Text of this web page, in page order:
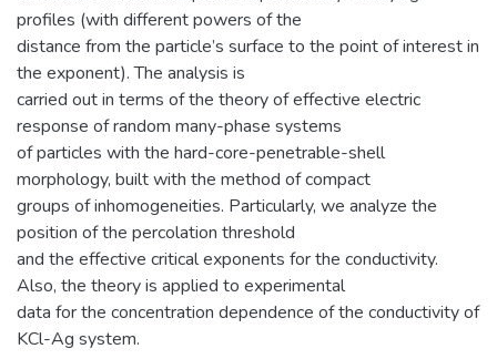
profiles (with different powers of the
distance from the particle’s surface to the point of interest in
the exponent). The analysis is
carried out in terms of the theory of effective electric
response of random many-phase systems
of particles with the hard-core-penetrable-shell
morphology, built with the method of compact
groups of inhomogeneities. Particularly, we analyze the
position of the percolation threshold
and the effective critical exponents for the conductivity.
Also, the theory is applied to experimental
data for the concentration dependence of the conductivity of
KCl-Ag system.